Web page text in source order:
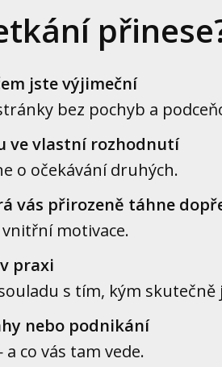
jste výjimeční
bez pochyb a
ve vlastní rozhodnutí
o očekávání druhých.
vás přirozeně táhne
motivace.
praxi
s tím, kým skutečně
nebo podnikání
co vás tam vede.